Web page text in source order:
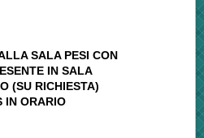
SALA PESI CON
IN SALA
(SU RICHIESTA)
IN ORARIO